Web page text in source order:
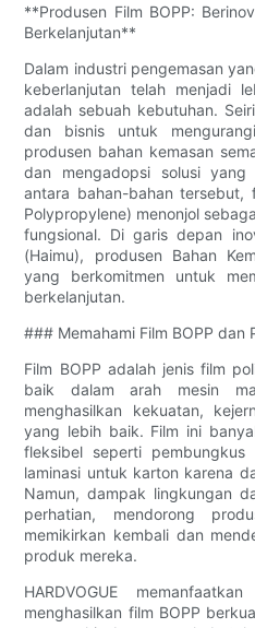
**Produsen Film BOPP:
Berkelanjutan**
Dalam industri pengemasan
keberlanjutan telah menjadi
adalah sebuah kebutuhan.
dan bisnis untuk
produsen bahan kemasan
dan mengadopsi solusi
antara bahan-bahan tersebut,
Polypropylene) menonjol
fungsional. Di garis depan
(Haimu), produsen Bahan
yang berkomitmen untuk
berkelanjutan.
### Memahami Film BOPP dan
Film BOPP adalah jenis film
baik dalam arah mesin
menghasilkan kekuatan,
yang lebih baik. Film ini
fleksibel seperti
laminasi untuk karton karena
Namun, dampak lingkungan
perhatian, mendorong
memikirkan kembali dan
produk mereka.
HARDVOGUE
menghasilkan film BOPP